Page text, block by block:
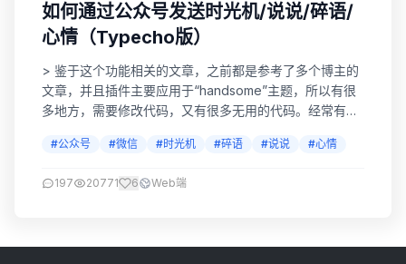
如何通过公众号发送时光机/说说/碎语/
心情（Typecho版）
> 鉴于这个功能相关的文章，之前都是参考了多个博主的
文章，并且插件主要应用于“handsome”主题，所以有很
多地方，需要修改代码，又有很多无用的代码。经常有网
重写了。。。直接按下面步骤即可，无需修改代码！ 申请
没有其他特殊需求，够用了。传送门：测试公众号 安装时
#公众号 #微信 #时光机 #碎语 #说说 #心情
197 20771 6 Web端